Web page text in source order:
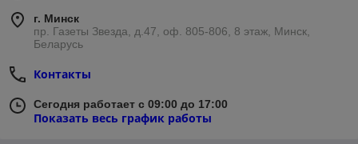
г. Минск
пр. Газеты Звезда, д.47, оф. 805-806, 8 этаж, Минск,
Беларусь
Контакты
Сегодня работает с 09:00 до 17:00
Показать весь график работы